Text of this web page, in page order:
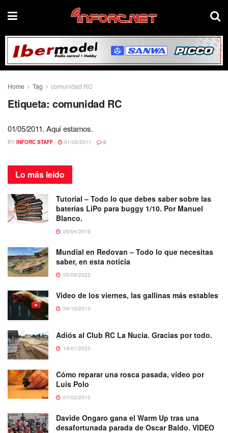
Home Tag comunidad RC
Etiqueta: comunidad RC
01/05/2011. Aquí estamos.
BY INFORC STAFF 01/05/2011 0
Lo más leído
Tutorial – Todo lo que debes saber sobre las
baterías LiPo para buggy 1/10. Por Manuel
Blanco.
09/04/2019
Mundial en Redovan – Todo lo que necesitas
saber, en esta noticia
05/09/2022
Video de los viernes, las gallinas más estables
04/10/2013
Adiós al Club RC La Nucia. Gracias por todo.
19/01/2023
Cómo reparar una rosca pasada, vídeo por
Luis Polo
07/02/2013
Davide Ongaro gana el Warm Up tras una
desafortunada parada de Oscar Baldo. VIDEO